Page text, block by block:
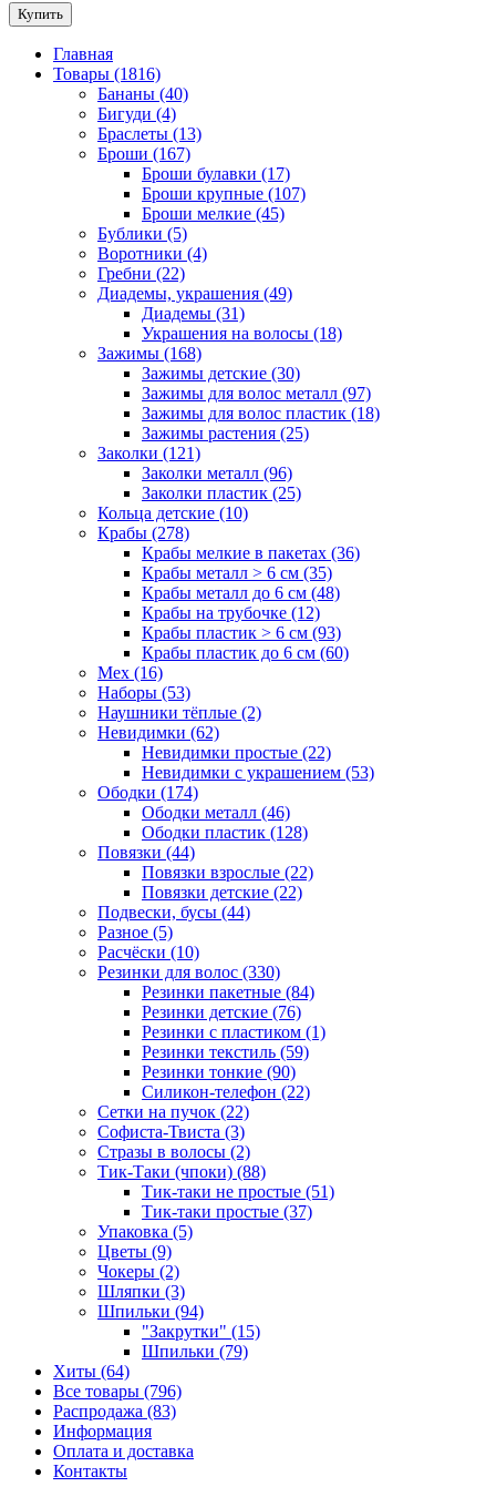
Купить
Главная
Товары (1816)
Бананы (40)
Бигуди (4)
Браслеты (13)
Броши (167)
Броши булавки (17)
Броши крупные (107)
Броши мелкие (45)
Бублики (5)
Воротники (4)
Гребни (22)
Диадемы, украшения (49)
Диадемы (31)
Украшения на волосы (18)
Зажимы (168)
Зажимы детские (30)
Зажимы для волос металл (97)
Зажимы для волос пластик (18)
Зажимы растения (25)
Заколки (121)
Заколки металл (96)
Заколки пластик (25)
Кольца детские (10)
Крабы (278)
Крабы мелкие в пакетах (36)
Крабы металл > 6 см (35)
Крабы металл до 6 см (48)
Крабы на трубочке (12)
Крабы пластик > 6 см (93)
Крабы пластик до 6 см (60)
Мех (16)
Наборы (53)
Наушники тёплые (2)
Невидимки (62)
Невидимки простые (22)
Невидимки с украшением (53)
Ободки (174)
Ободки металл (46)
Ободки пластик (128)
Повязки (44)
Повязки взрослые (22)
Повязки детские (22)
Подвески, бусы (44)
Разное (5)
Расчёски (10)
Резинки для волос (330)
Резинки пакетные (84)
Резинки детские (76)
Резинки с пластиком (1)
Резинки текстиль (59)
Резинки тонкие (90)
Силикон-телефон (22)
Сетки на пучок (22)
Софиста-Твиста (3)
Стразы в волосы (2)
Тик-Таки (чпоки) (88)
Тик-таки не простые (51)
Тик-таки простые (37)
Упаковка (5)
Цветы (9)
Чокеры (2)
Шляпки (3)
Шпильки (94)
"Закрутки" (15)
Шпильки (79)
Хиты (64)
Все товары (796)
Распродажа (83)
Информация
Оплата и доставка
Контакты